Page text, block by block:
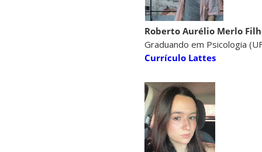
Roberto Aurélio Merlo
Graduando em Psicologia
Currículo Lattes